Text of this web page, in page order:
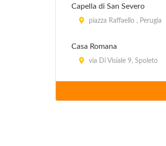
Capella di San Severo
piazza Raffaello , Perugia
Casa Romana
via Di Visiale 9, Spoleto
Centro della Scienza
via del Melo 34, Perugia